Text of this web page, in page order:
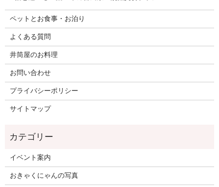
ペットとお食事・お泊り
よくある質問
井筒屋のお料理
お問い合わせ
プライバシーポリシー
サイトマップ
イベント案内
おきゃくにゃんの写真